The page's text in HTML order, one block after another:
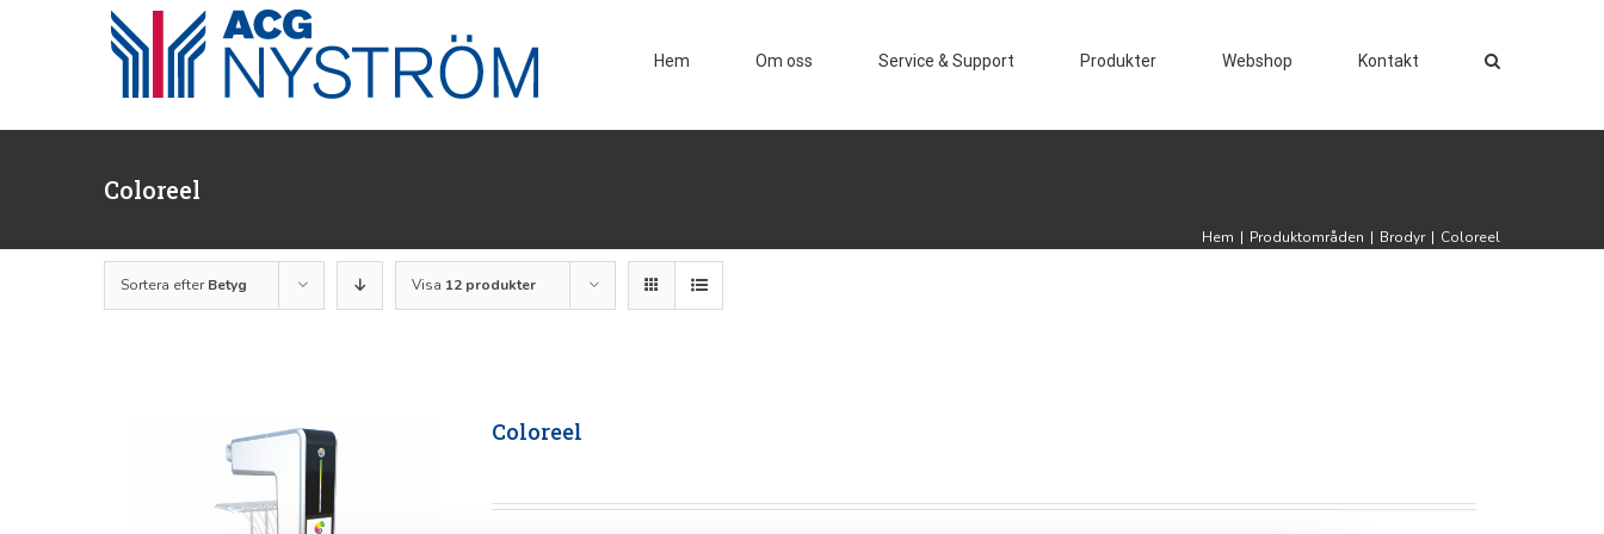
Hem Om oss Service & Support Produkter Webshop Kontakt
Coloreel
Hem | Produktområden | Brodyr | Coloreel
Sortera efterBetyg Visa 12 produkter
Coloreel